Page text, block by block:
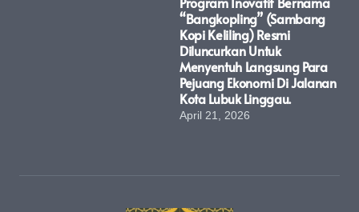
“Bangkopling” (Sambang
Kopi Keliling) Resmi
Diluncurkan Untuk
Menyentuh Langsung Para
Pejuang Ekonomi Di Jalanan
Kota Lubuk Linggau.
April 21, 2026